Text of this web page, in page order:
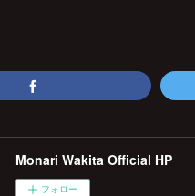
Monari Wakita Official HP
フォロー